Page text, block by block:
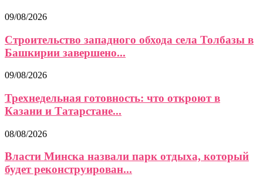
09/08/2026
Строительство западного обхода села Толбазы в
Башкирии завершено...
09/08/2026
Трехнедельная готовность: что откроют в
Казани и Татарстане...
08/08/2026
Власти Минска назвали парк отдыха, который
будет реконструирован...